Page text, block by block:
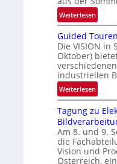
r
e
z
t
e
M
ö
g
l
i
c
h
k
Weiterlesen:
R
ü
c
k
k
e
h
d
e
r
i
Guided
Die VISION in
Oktober)
industriellen
Weiterlesen:
G
u
i
d
e
d
Tagung zu
Am 8. und 9.
die
Vision und
Österreich,